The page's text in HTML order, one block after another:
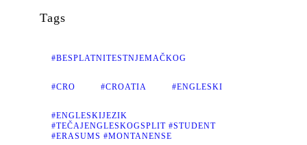
Tags
#BESPLATNITESTNJEMAČKOG
#CRO #CROATIA #ENGLESKI
#ENGLESKIJEZIK
#TEČAJENGLESKOGSPLIT #STUDENT
#ERASUMS #MONTANENSE